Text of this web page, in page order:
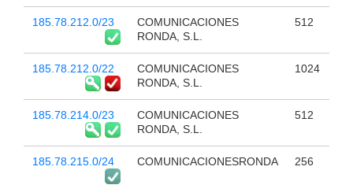
185.78.212.0/23
COMUNICACIONES
RONDA, S.L.
512
185.78.212.0/22
COMUNICACIONES
RONDA, S.L.
1024
185.78.214.0/23
COMUNICACIONES
RONDA, S.L.
512
185.78.215.0/24 COMUNICACIONESRONDA 256